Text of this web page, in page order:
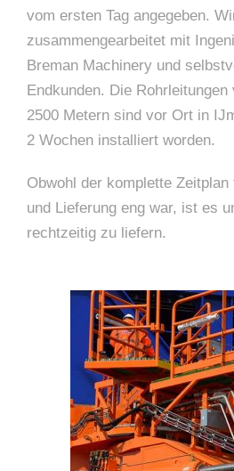
vom ersten Tag angegeben.
zusammengearbeitet mit
Breman Machinery und
Endkunden. Die
2500 Metern sind vor Ort in
2 Wochen installiert worden.
Obwohl der komplette
und Lieferung eng war, ist es
rechtzeitig zu liefern.